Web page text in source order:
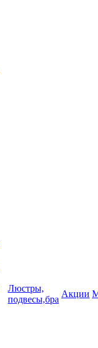
Люстры,
подвесы,бра
Акции